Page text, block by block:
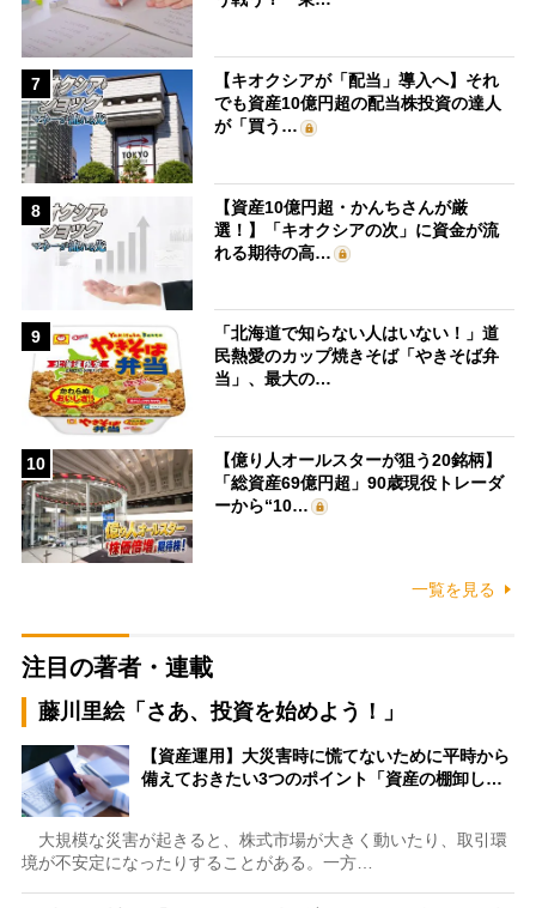
7
【キオクシアが「配当」導入へ】それ
でも資産10億円超の配当株投資の達人
が「買う…
8
【資産10億円超・かんちさんが厳
選！】「キオクシアの次」に資金が流
れる期待の高…
9
「北海道で知らない人はいない！」道
民熱愛のカップ焼きそば「やきそば弁
当」、最大の…
10
【億り人オールスターが狙う20銘柄】
「総資産69億円超」90歳現役トレーダ
ーから“10…
一覧を見る
注目の著者・連載
藤川里絵「さあ、投資を始めよう！」
【資産運用】大災害時に慌てないために平時から
備えておきたい3つのポイント「資産の棚卸し…
大規模な災害が起きると、株式市場が大きく動いたり、取引環
境が不安定になったりすることがある。一方…